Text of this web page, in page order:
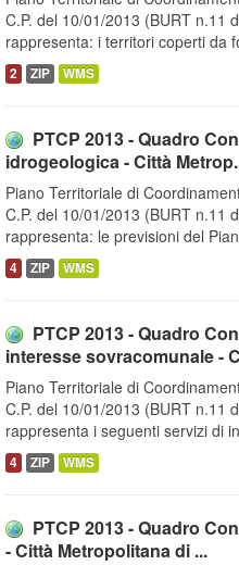
C.P. del 10/01/2013 (BURT n.11
rappresenta: i territori coperti da
2 ZIP WMS
PTCP 2013 - Quadro
idrogeologica - Città
Piano Territoriale di
C.P. del 10/01/2013 (BURT n.11
rappresenta: le previsioni del
4 ZIP WMS
PTCP 2013 - Quadro
interesse sovracomunale -
Piano Territoriale di
C.P. del 10/01/2013 (BURT n.11
rappresenta i seguenti servizi di
4 ZIP WMS
PTCP 2013 - Quadro
- Città Metropolitana di ...